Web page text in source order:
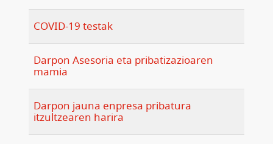
COVID-19 testak
Darpon Asesoria eta pribatizazioaren
mamia
Darpon jauna enpresa pribatura
itzultzearen harira